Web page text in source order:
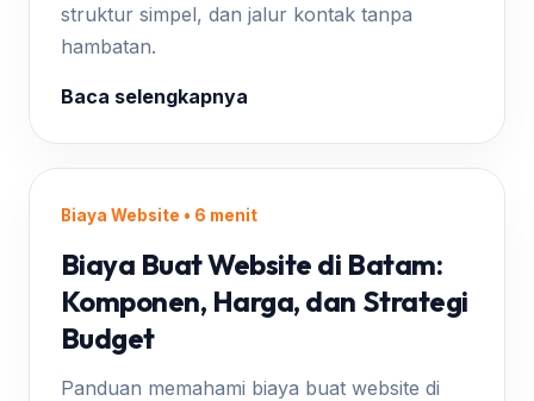
struktur simpel, dan jalur kontak tanpa
hambatan.
Baca selengkapnya
Biaya Website • 6 menit
Biaya Buat Website di Batam:
Komponen, Harga, dan Strategi
Budget
Panduan memahami biaya buat website di